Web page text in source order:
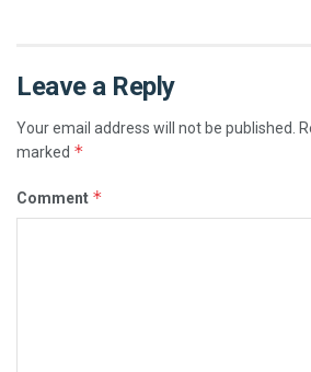
Leave a Reply
Your email address will not be published.
marked *
Comment *